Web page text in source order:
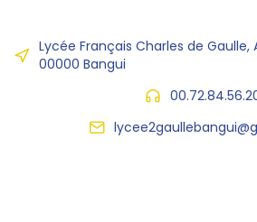
Lycée Français Charles de Gaulle,
00000 Bangui